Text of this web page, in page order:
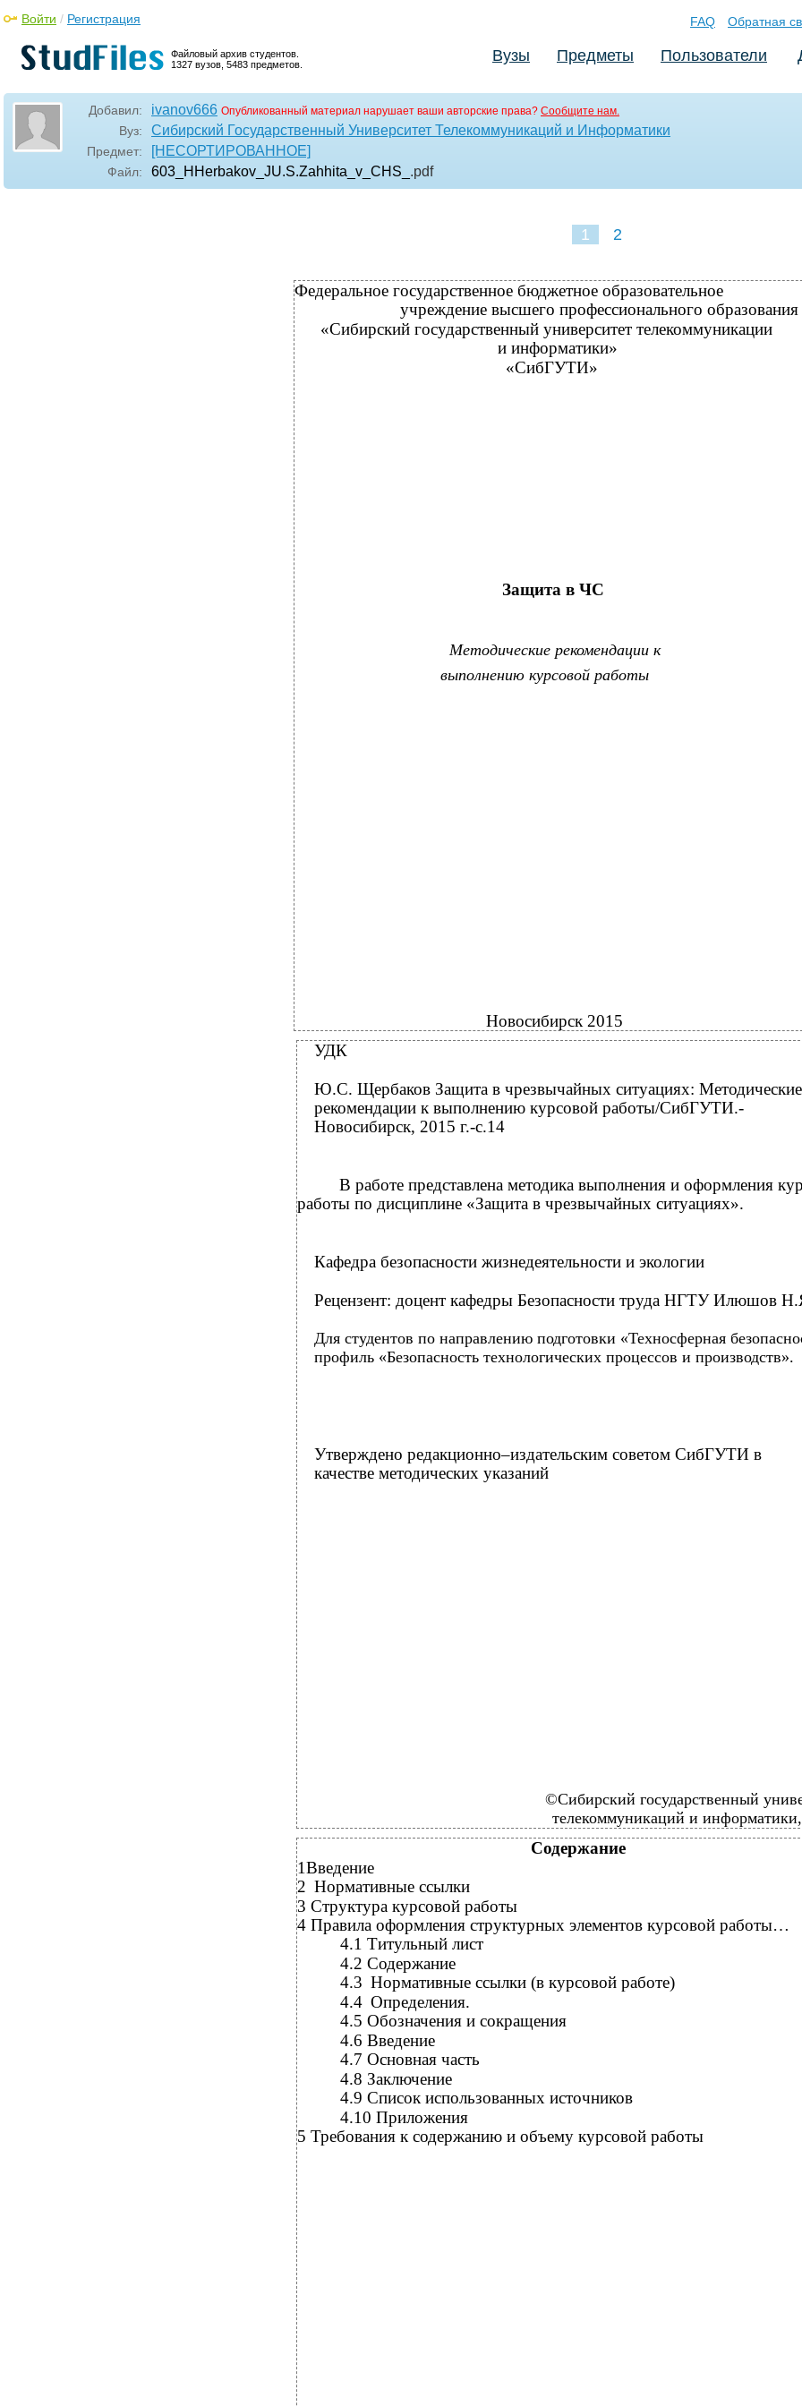
Файловый архив студентов.
1327 вузов, 5483 предметов.
Войти / Регистрация FAQ Обратная
Вузы Предметы Пользователи
Добавил: ivanov666 Опубликованный материал нарушает ваши авторские права? Сообщите нам.
Вуз: Сибирский Государственный Университет Телекоммуникаций и Информатики
Предмет: [НЕСОРТИРОВАННОЕ]
Файл: 603_HHerbakov_JU.S.Zahhita_v_CHS_ .pdf
1 2
Федеральное государственное бюджетное образовательное
учреждение высшего профессионального образования
«Сибирский государственный университет телекоммуникации
и информатики»
«СибГУТИ»
Защита в ЧС
Методические рекомендации к
выполнению курсовой работы
Новосибирск 2015
УДК
Ю.С. Щербаков Защита в чрезвычайных ситуациях: Методические
рекомендации к выполнению курсовой работы/СибГУТИ.-
Новосибирск, 2015 г.-с.14
В работе представлена методика выполнения и оформления
работы по дисциплине «Защита в чрезвычайных ситуациях».
Кафедра безопасности жизнедеятельности и экологии
Рецензент: доцент кафедры Безопасности труда НГТУ Илюшов
Для студентов по направлению подготовки «Техносферная
профиль «Безопасность технологических процессов и производств».
Утверждено редакционно–издательским советом СибГУТИ в
качестве методических указаний
©Сибирский государственный
телекоммуникаций и информатики,
Содержание
1Введение
2 Нормативные ссылки
3 Структура курсовой работы
4 Правила оформления структурных элементов курсовой работы…
4.1 Титульный лист
4.2 Содержание
4.3 Нормативные ссылки (в курсовой работе)
4.4 Определения.
4.5 Обозначения и сокращения
4.6 Введение
4.7 Основная часть
4.8 Заключение
4.9 Список использованных источников
4.10 Приложения
5 Требования к содержанию и объему курсовой работы